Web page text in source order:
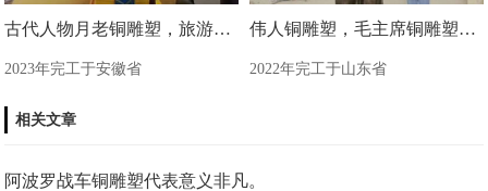
古代人物月老铜雕塑，旅游区景观雕塑
2023年完工于安徽省
伟人铜雕塑，毛主席铜雕塑制作现场
2022年完工于山东省
相关文章
阿波罗战车铜雕塑代表意义非凡。